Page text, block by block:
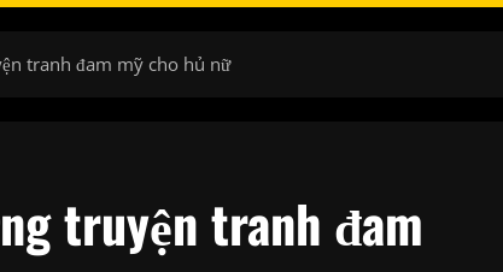
tranh đam mỹ cho hủ nữ
truyện tranh đam